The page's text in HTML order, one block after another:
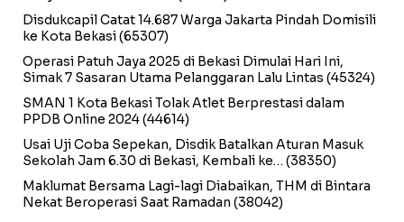
Disdukcapil Catat 14.687 Warga Jakarta Pindah Domisili
ke Kota Bekasi(65307)
Operasi Patuh Jaya 2025 di Bekasi Dimulai Hari Ini,
Simak 7 Sasaran Utama Pelanggaran Lalu Lintas (45324)
SMAN 1 Kota Bekasi Tolak Atlet Berprestasi dalam
PPDB Online 2024(44614)
Usai Uji Coba Sepekan, Disdik Batalkan Aturan Masuk
Sekolah Jam 6.30 di Bekasi, Kembali ke… (38350)
Maklumat Bersama Lagi-lagi Diabaikan, THM di Bintara
Nekat Beroperasi Saat Ramadan (38042)